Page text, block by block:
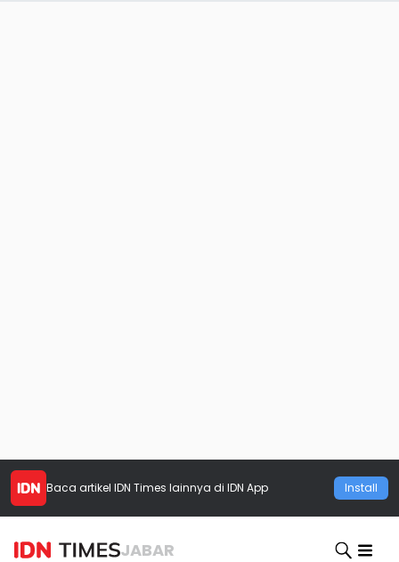
Baca artikel IDN Times lainnya di IDN App Install
JABAR